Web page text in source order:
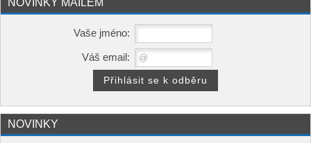
Vaše jméno:
Váš email:
NOVINKY